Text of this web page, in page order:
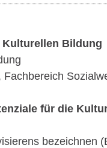
Bildung
für die
bezeichnen